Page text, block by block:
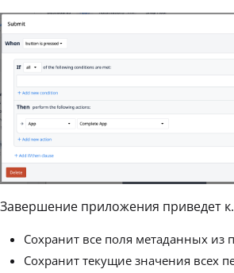
Завершение приложения приведет
Сохранит все поля метаданных из
Сохранит текущие значения всех